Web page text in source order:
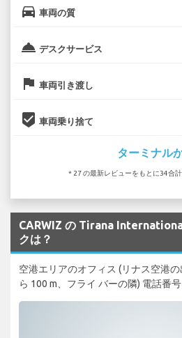
directions_car 車両の質
room_service デスクサービス
flag 車両引き渡し
beenhere 車両乗り捨て
ターミナル
* 27 の最新レビューをもとに34合計
CARWIZ の Tirana
クは？
空港エリアのオフィス (リナス空港
ら 100 m、フライ バーの隣) 電話番